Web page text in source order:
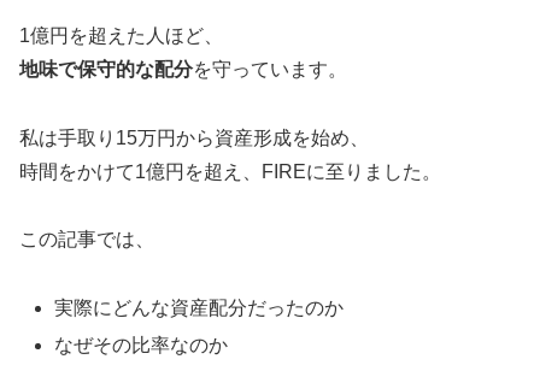
1億円を超えた人ほど、
地味で保守的な配分を守っています。
私は手取り15万円から資産形成を始め、
時間をかけて1億円を超え、FIREに至りました。
この記事では、
実際にどんな資産配分だったのか
なぜその比率なのか